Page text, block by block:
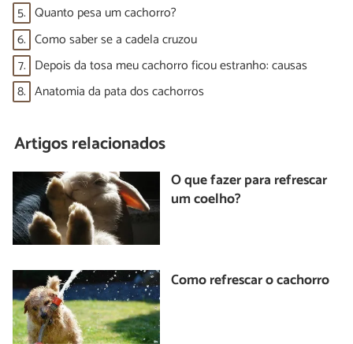
5. Quanto pesa um cachorro?
6. Como saber se a cadela cruzou
7. Depois da tosa meu cachorro ficou estranho: causas
8. Anatomia da pata dos cachorros
Artigos relacionados
O que fazer para refrescar
um coelho?
Como refrescar o cachorro